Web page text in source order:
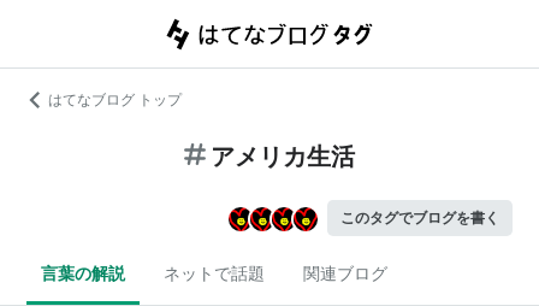
はてなブログ トップ
アメリカ生活
このタグでブログを書く
言葉の解説 ネットで話題 関連ブログ